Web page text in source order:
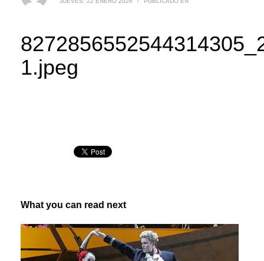
1.jpeg
What you can read next